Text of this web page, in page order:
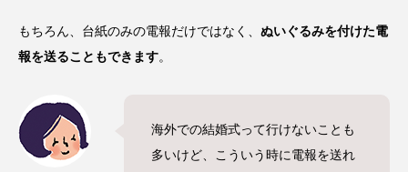
もちろん、台紙のみの電報だけではなく、 ぬいぐるみを付けた電
報を送ることもできます。
海外での結婚式って行けないことも
多いけど、こういう時に電報を送れ